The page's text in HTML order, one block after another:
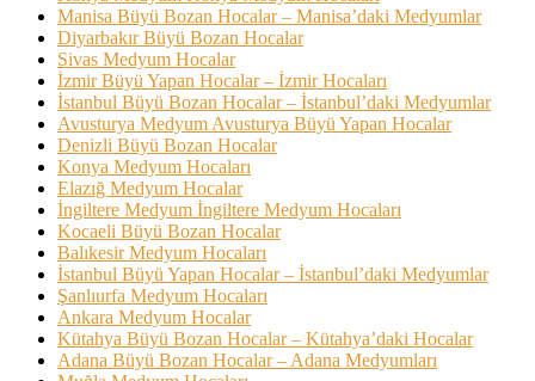
Manisa Büyü Bozan Hocalar – Manisa’daki Medyumlar
Diyarbakır Büyü Bozan Hocalar
Sivas Medyum Hocalar
İzmir Büyü Yapan Hocalar – İzmir Hocaları
İstanbul Büyü Bozan Hocalar – İstanbul’daki Medyumlar
Avusturya Medyum Avusturya Büyü Yapan Hocalar
Denizli Büyü Bozan Hocalar
Konya Medyum Hocaları
Elazığ Medyum Hocalar
İngiltere Medyum İngiltere Medyum Hocaları
Kocaeli Büyü Bozan Hocalar
Balıkesir Medyum Hocaları
İstanbul Büyü Yapan Hocalar – İstanbul’daki Medyumlar
Şanlıurfa Medyum Hocaları
Ankara Medyum Hocalar
Kütahya Büyü Bozan Hocalar – Kütahya’daki Hocalar
Adana Büyü Bozan Hocalar – Adana Medyumları